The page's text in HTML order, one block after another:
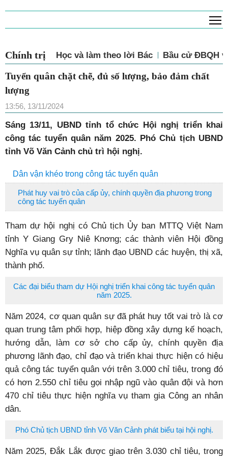
Chính trị Học và làm theo lời Bác Bầu cử ĐBQH
Tuyển quân chặt chẽ, đủ số lượng, bảo đảm chất
lượng
13:56, 13/11/2024
Sáng 13/11, UBND tỉnh tổ chức Hội nghị triển khai
công tác tuyển quân năm 2025. Phó Chủ tịch UBND
tỉnh Võ Văn Cảnh chủ trì hội nghị.
Dân vận khéo trong công tác tuyển quân
Phát huy vai trò của cấp ủy, chính quyền địa phương trong
công tác tuyển quân
Tham dự hội nghị có Chủ tịch Ủy ban MTTQ Việt Nam
tỉnh Y Giang Gry Niê Knơng; các thành viên Hội đồng
Nghĩa vụ quân sự tỉnh; lãnh đạo UBND các huyện, thị xã,
thành phố.
Các đại biểu tham dự Hội nghị triển khai công tác tuyển quân
năm 2025.
Năm 2024, cơ quan quân sự đã phát huy tốt vai trò là cơ
quan trung tâm phối hợp, hiệp đồng xây dựng kế hoạch,
hướng dẫn, làm cơ sở cho cấp ủy, chính quyền địa
phương lãnh đạo, chỉ đạo và triển khai thực hiện có hiệu
quả công tác tuyển quân với trên 3.000 chỉ tiêu, trong đó
có hơn 2.550 chỉ tiêu gọi nhập ngũ vào quân đội và hơn
470 chỉ tiêu thực hiện nghĩa vụ tham gia Công an nhân
dân.
Phó Chủ tịch UBND tỉnh Võ Văn Cảnh phát biểu tại hội nghị.
Năm 2025, Đắk Lắk được giao trên 3.030 chỉ tiêu, trong